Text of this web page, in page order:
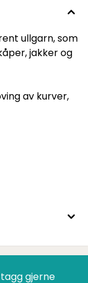
ullgarn, som
jakker og
av kurver,
gjerne